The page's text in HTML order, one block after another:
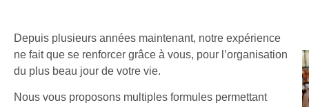
Depuis plusieurs années maintenant, notre expérience
ne fait que se renforcer grâce à vous, pour l’organisation
du plus beau jour de votre vie.
Nous vous proposons multiples formules permettant